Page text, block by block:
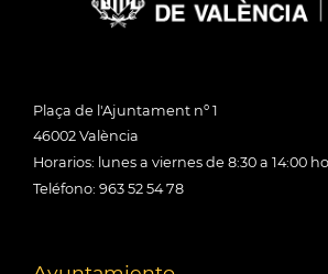
Plaça de l'Ajuntament nº 1
46002 València
Horarios: lunes a viernes de 8:30 a 14:00
Teléfono: 963 52 54 78